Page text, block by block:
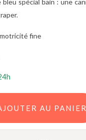
fine
AU PANIER